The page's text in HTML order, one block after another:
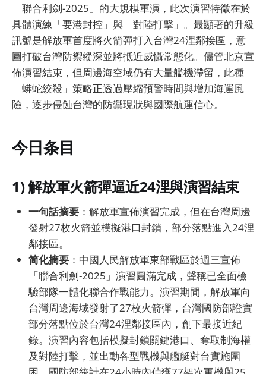
「聯合利劍-2025」的大規模軍演，此次演習特徵在於
具體演練「要港封控」與「對陸打擊」。最顯著的升級
訊號是解放軍首度將火箭彈打入台灣24浬鄰接區，意
圖打破台灣防禦縱深並將抵近威懾常態化。儘管北京宣
佈演習結束，但周邊海空域仍有大量艦機滯留，此種
「蟒蛇絞殺」策略正透過壓縮預警時間與增加海運風
險，逐步侵蝕台灣的防禦現狀與國際航運信心。
今日条目
1) 解放軍火箭彈逼近24浬與演習結束
一句話摘要 ：解放軍宣佈演習完成，但在台灣周邊
發射27枚火箭並模擬港口封鎖，部分落點進入24浬
鄰接區。
简化摘要 ：中國人民解放軍東部戰區於週三宣佈
「聯合利劍-2025」演習圓滿完成，聲稱已全面檢
驗部隊一體化聯合作戰能力。演習期間，解放軍向
台灣周邊海域發射了27枚火箭彈，台灣國防部證實
部分落點位於台灣24浬鄰接區內，創下最接近紀
錄。演習內容包括模擬封鎖關鍵港口、奪取制海權
及對陸打擊，並出動各型戰機與艦艇對台實施圍